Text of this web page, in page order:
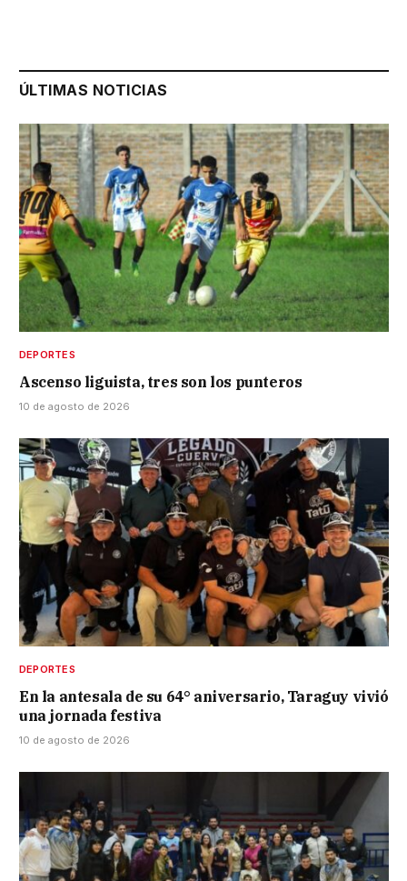
ÚLTIMAS NOTICIAS
DEPORTES
Ascenso liguista, tres son los punteros
10 de agosto de 2026
DEPORTES
En la antesala de su 64° aniversario, Taraguy vivió
una jornada festiva
10 de agosto de 2026